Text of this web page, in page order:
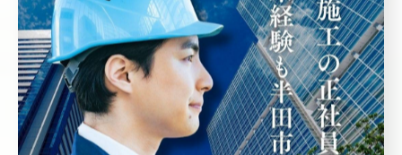
存在する地域では、事故防止のための注意点が多岐にわ
たります。
代表的な安全対策としては、作業前の現場点検や資材・
重機の定期的な点検、作業員への安全教育の徹底などが
挙げられます。現場では「ヒヤリ・ハット」体験や過去